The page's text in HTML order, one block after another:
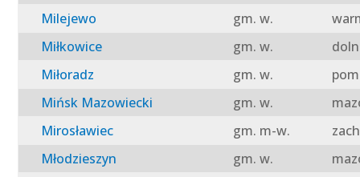
Milejewo
gm. w.
Miłkowice
gm. w.
Miłoradz
gm. w.
Mińsk Mazowiecki
gm. w.
Mirosławiec
gm. m-w.
Młodzieszyn
gm. w.